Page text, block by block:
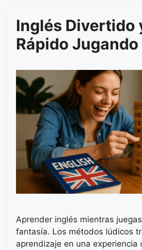
Inglés Divertido
Rápido Jugando
Aprender inglés mientras
fantasía. Los métodos lúdicos
aprendizaje en una experiencia